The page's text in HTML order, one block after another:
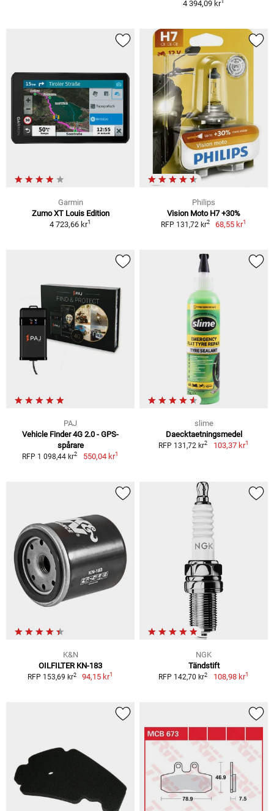
4 394,09 kr
Garmin
Zumo XT Louis Edition
4 723,66 kr1
Philips
Vision Moto H7 +30%
RFP 131,72 kr2 68,55 kr1
PAJ
Vehicle Finder 4G 2.0 - GPS-
spårare
RFP 1 098,44 kr2 550,04 kr1
slime
Daecktaetningsmedel
RFP 131,72 kr2 103,37 kr1
K&N
OILFILTER KN-183
RFP 153,69 kr2 94,15 kr1
NGK
Tändstift
RFP 142,70 kr2 108,98 kr1